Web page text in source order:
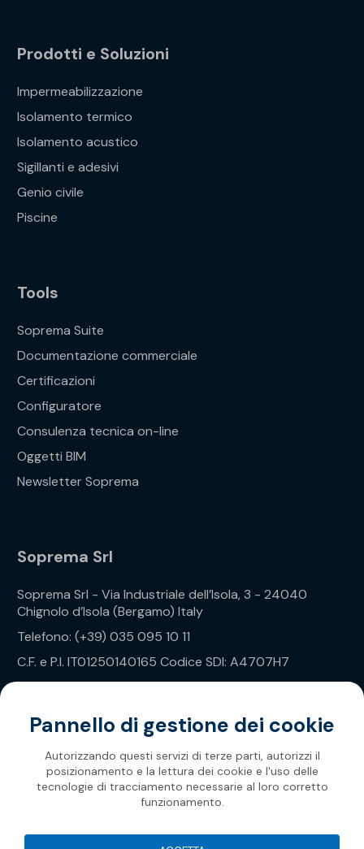
Prodotti e Soluzioni
Impermeabilizzazione
Isolamento termico
Isolamento acustico
Sigillanti e adesivi
Genio civile
Piscine
Tools
Soprema Suite
Documentazione commerciale
Certificazioni
Configuratore
Consulenza tecnica on-line
Oggetti BIM
Newsletter Soprema
Soprema Srl
Soprema Srl - Via Industriale dell’Isola, 3 - 24040
Chignolo d’Isola (Bergamo) Italy
Telefono: (+39) 035 095 10 11
C.F. e P.I. IT01250140165 Codice SDI: A4707H7
Privacy Policy
Soprema 2026
Pannello di gestione dei cookie
Autorizzando questi servizi di terze parti, autorizzi il
posizionamento e la lettura dei cookie e l'uso delle
tecnologie di tracciamento necessarie al loro corretto
funzionamento.